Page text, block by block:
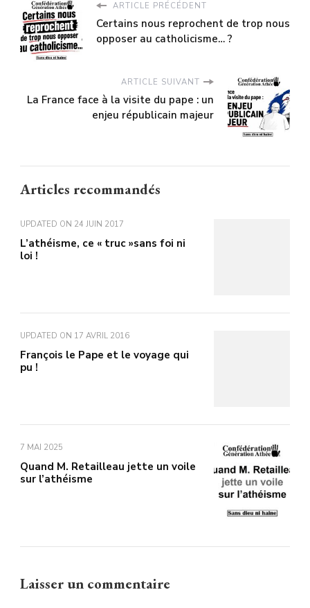
ARTICLE PRÉCÉDENT
Certains nous reprochent de trop nous
opposer au catholicisme… ?
ARTICLE SUIVANT
La France face à la visite du pape : un
enjeu républicain majeur
Articles recommandés
UPDATED ON 24 JUIN 2017
L’athéisme, ce « truc »sans foi ni
loi !
UPDATED ON 17 AVRIL 2016
François le Pape et le voyage qui
pu !
7 MAI 2025
Quand M. Retailleau jette un voile
sur l’athéisme
Laisser un commentaire